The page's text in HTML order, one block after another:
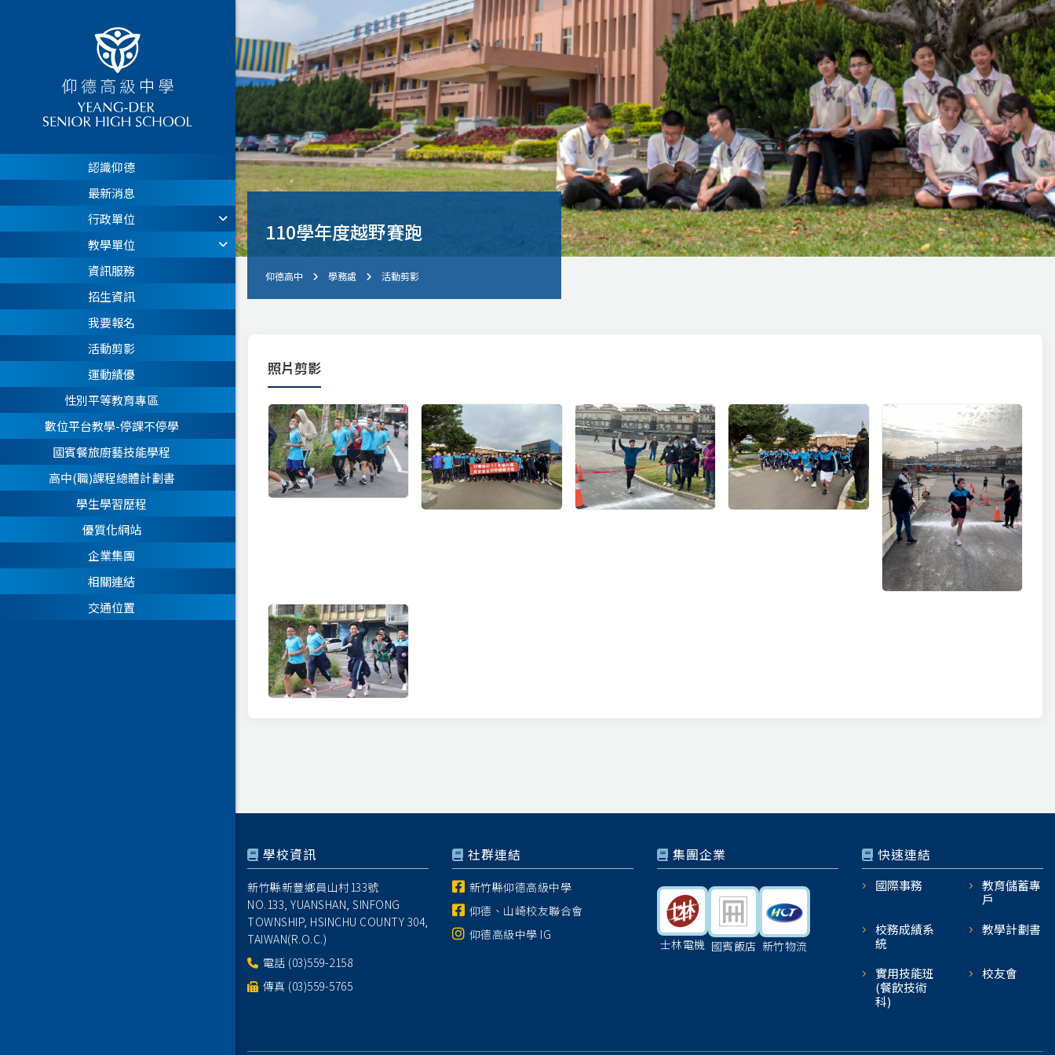
認識仰德
最新消息
行政單位
教學單位
資訊服務
招生資訊
我要報名
活動剪影
運動績優
性別平等教育專區
數位平台教學-停課不停學
國賓餐旅廚藝技能學程
高中(職)課程總體計劃書
學生學習歷程
優質化網站
企業集團
相關連結
交通位置
110學年度越野賽跑
仰德高中 學務處 活動剪影
照片剪影
學校資訊
新竹縣新豐鄉員山村133號
NO.133, YUANSHAN, SINFONG
TOWNSHIP, HSINCHU COUNTY 304,
TAIWAN(R.O.C.)
電話 (03)559-2158
傳真 (03)559-5765
社群連結
新竹縣仰德高級中學
仰德、山崎校友聯合會
仰德高級中學 IG
集團企業
士林電機 國賓飯店 新竹物流
快速連結
國際事務
教育儲蓄專
戶
校務成績系
統
教學計劃書
實用技能班
(餐飲技術
科)
校友會